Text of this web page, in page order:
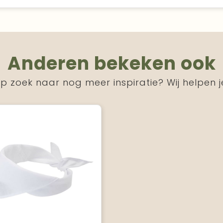
Anderen bekeken ook
zoek naar nog meer inspiratie? Wij helpen